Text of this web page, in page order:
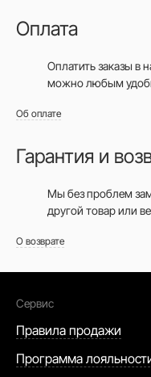
Оплата
Оплатить заказы в
можно любым
Об оплате
Гарантия и
Мы без проблем
другой товар или
О возврате
Сервис
Правила продажи
Программа